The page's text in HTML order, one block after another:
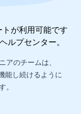
が利用可能です
ルプセンター。
アのチームは、
能し続けるように
。